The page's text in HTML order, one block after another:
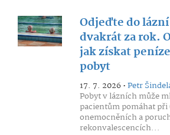
Odjeďte do
dvakrát za rok.
jak získat
pobyt
17. 7. 2026 •Petr
Pobyt v lázních může
pacientům pomáhat
onemocněních a
rekonvalescencích...